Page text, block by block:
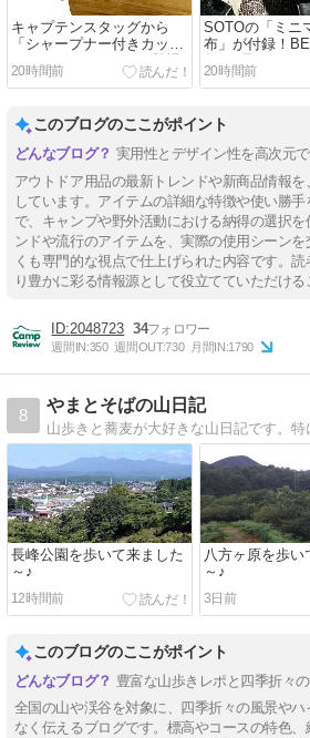
キャプテンスタッグから
「シャープナー付きカッテ
ィングボード 34cm」登場
20時間前
SOTOの「ミニ
布」が付録！
年9月号
20時間前
このブログのここがポイント
実用性とデザイン性を高次元
アウトドア用品の最新トレンドや新商品情報
しています。アイテムの詳細な特徴や使い勝
で、キャンプや野外活動における納得の選択
ンドや流行のアイテムを、実際の使用シーン
くも専門的な視点で仕上げられた内容です。
り豊かに彩る情報源として役立てていただける
2048723 34
週間IN:350 週間OUT:730 月間IN:1790
8
やまとそばの山日記
長峰公園を歩いて来ました
～♪
12時間前
八方ヶ原を歩い
～♪
3日前
このブログのここがポイント
豊富な山歩きレポと四季折々
全国の山や渓谷を対象に、四季折々の風景や
なく伝えるブログです。標高やコースの特色